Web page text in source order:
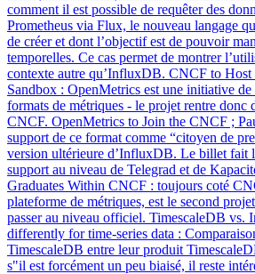
comment il est possible de requêter des
Prometheus via Flux, le nouveau langage
de créer et dont l’objectif est de pouvoir
temporelles. Ce cas permet de montrer
contexte autre qu’InfluxDB. CNCF to
Sandbox : OpenMetrics est une initiative de
formats de métriques - le projet rentre donc
CNCF. OpenMetrics to Join the CNCF ;
support de ce format comme “citoyen de
version ultérieure d’InfluxDB. Le billet fait
support au niveau de Telegrad et de
Graduates Within CNCF : toujours coté
plateforme de métriques, est le second
passer au niveau officiel. TimescaleDB vs.
differently for time-series data :
TimescaleDB entre leur produit
s"il est forcément un peu biaisé, il reste